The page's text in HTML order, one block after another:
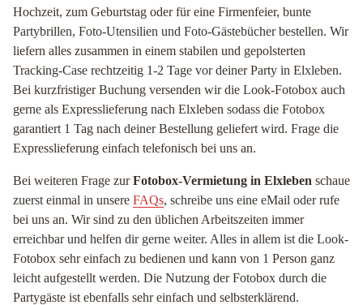
Hochzeit, zum Geburtstag oder für eine Firmenfeier, bunte
Partybrillen, Foto-Utensilien und Foto-Gästebücher bestellen. Wir
liefern alles zusammen in einem stabilen und gepolsterten
Tracking-Case rechtzeitig 1-2 Tage vor deiner Party in Elxleben.
Bei kurzfristiger Buchung versenden wir die Look-Fotobox auch
gerne als Expresslieferung nach Elxleben sodass die Fotobox
garantiert 1 Tag nach deiner Bestellung geliefert wird. Frage die
Expresslieferung einfach telefonisch bei uns an.
Bei weiteren Frage zurFotobox-Vermietung in Elxleben schaue
zuerst einmal in unsere FAQs, schreibe uns eine eMail oder rufe
bei uns an. Wir sind zu den üblichen Arbeitszeiten immer
erreichbar und helfen dir gerne weiter. Alles in allem ist die Look-
Fotobox sehr einfach zu bedienen und kann von 1 Person ganz
leicht aufgestellt werden. Die Nutzung der Fotobox durch die
Partygäste ist ebenfalls sehr einfach und selbsterklärend.